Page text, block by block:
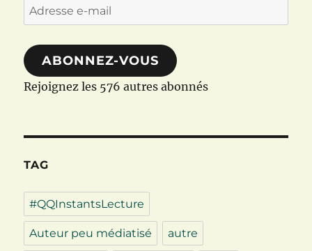
Adresse
e-
mail
ABONNEZ-VOUS
Rejoignez les 576 autres abonnés
TAG
#QQInstantsLecture
Auteur peu médiatisé autre